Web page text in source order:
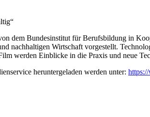
dem Bundesinstitut für Berufsbildung in
Wirtschaft vorgestellt.
werden Einblicke in die Praxis und neue
heruntergeladen werden unter: